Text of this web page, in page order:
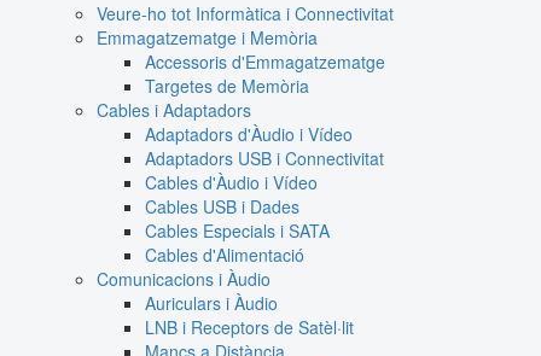
Veure-ho tot Informàtica i Connectivitat
Emmagatzematge i Memòria
Accessoris d'Emmagatzematge
Targetes de Memòria
Cables i Adaptadors
Adaptadors d'Àudio i Vídeo
Adaptadors USB i Connectivitat
Cables d'Àudio i Vídeo
Cables USB i Dades
Cables Especials i SATA
Cables d'Alimentació
Comunicacions i Àudio
Auriculars i Àudio
LNB i Receptors de Satèl·lit